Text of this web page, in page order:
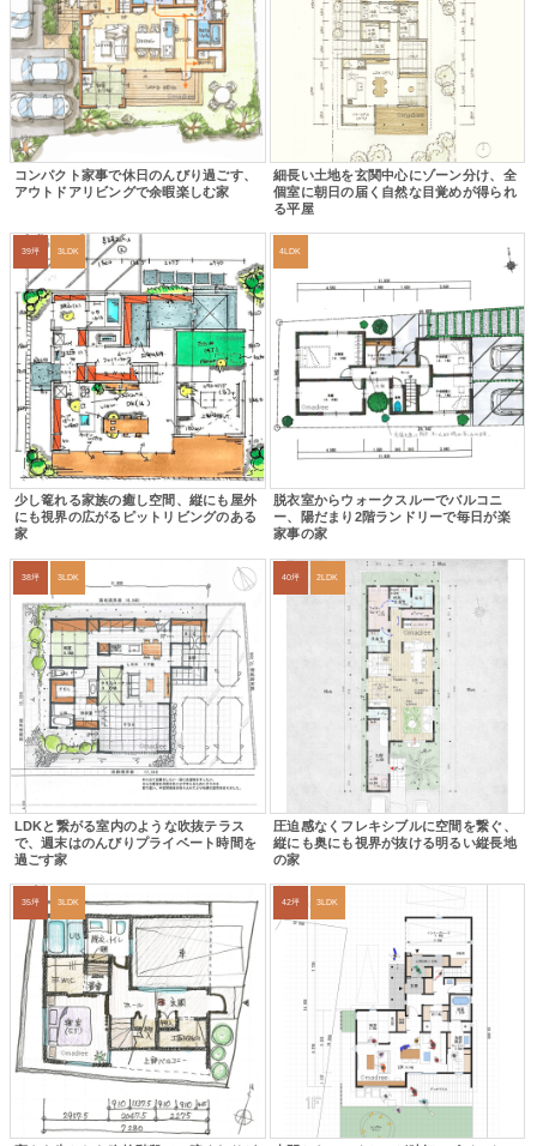
コンパクト家事で休日のんびり過ごす、
アウトドアリビングで余暇楽しむ家
細長い土地を玄関中心にゾーン分け、全
個室に朝日の届く自然な目覚めが得られ
る平屋
39坪 3LDK
少し篭れる家族の癒し空間、縦にも屋外
にも視界の広がるピットリビングのある
家
4LDK
脱衣室からウォークスルーでバルコニ
ー、陽だまり2階ランドリーで毎日が楽
家事の家
38坪 3LDK
LDKと繋がる室内のような吹抜テラス
で、週末はのんびりプライベート時間を
過ごす家
40坪 2LDK
圧迫感なくフレキシブルに空間を繋ぐ、
縦にも奥にも視界が抜ける明るい縦長地
の家
35坪 3LDK 42坪 3LDK